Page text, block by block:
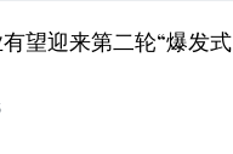
望迎来第二轮“爆发式